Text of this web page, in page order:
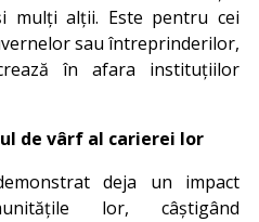
mulți alții. Este pentru cei
sau întreprinderilor,
în afara instituțiilor
de vârf al carierei lor
deja un impact
lor, câștigând